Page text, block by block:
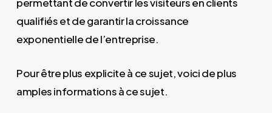
qualifiés et de garantir la croissance
exponentielle de l’entreprise.
Pour être plus explicite à ce sujet, voici de plus
amples informations à ce sujet.